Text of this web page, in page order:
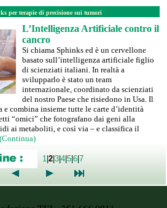
per terapie di precisione sui tumori
L’Intelligenza Artificiale contro il
cancro
Si chiama Sphinks ed è un cervellone
basato sull’intelligenza artificiale figlio
di scienziati italiani. In realtà a
svilupparlo è stato un team
internazionale, coordinato da scienziati
del nostro Paese che risiedono in Usa. Il
combina insieme tutte le carte d’identità
“omici” che fotografano dai geni alla
ai metaboliti, e così via – e classifica il
(Continua)
1 |2|3|4|5|6|7